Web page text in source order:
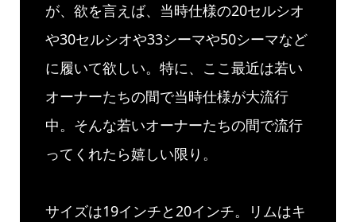
が、欲を言えば、当時仕様の20セルシオ
や30セルシオや33シーマや50シーマなど
に履いて欲しい。特に、ここ最近は若い
オーナーたちの間で当時仕様が大流行
中。そんな若いオーナーたちの間で流行
ってくれたら嬉しい限り。
サイズは19インチと20インチ。リムはキ